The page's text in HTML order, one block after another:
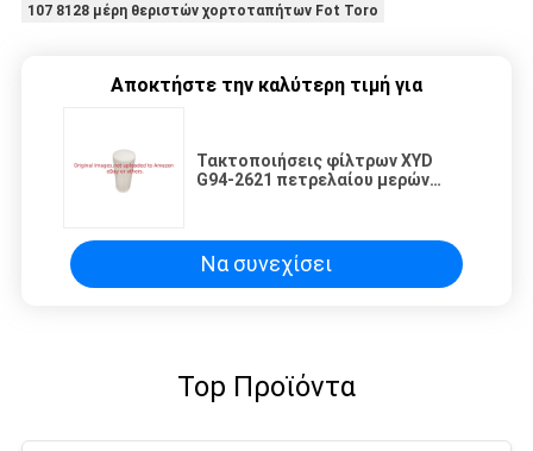
107 8128 μέρη θεριστών χορτοταπήτων Fot Toro
Αποκτήστε την καλύτερη τιμή για
Τακτοποιήσεις φίλτρων XYD
G94-2621 πετρελαίου μερών
Να συνεχίσει
Top Προϊόντα